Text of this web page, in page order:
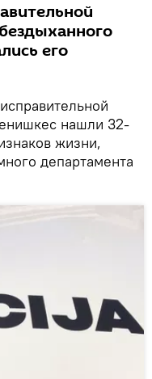
его
нашли 32-
жизни,
департамента